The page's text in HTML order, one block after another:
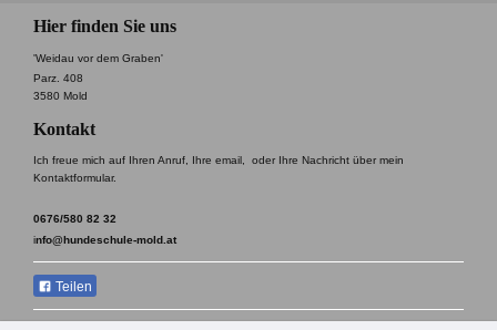
Hier finden Sie uns
'Weidau vor dem Graben'
Parz. 408
3580 Mold
Kontakt
Ich freue mich auf Ihren Anruf, Ihre email, oder Ihre Nachricht über mein
Kontaktformular.
0676/580 82 32
info@hundeschule-mold.at
Teilen